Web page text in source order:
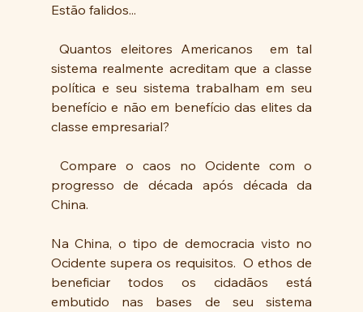
Estão falidos...
Quantos eleitores Americanos  em tal
sistema realmente acreditam que a classe
política e seu sistema trabalham em seu
benefício e não em benefício das elites da
classe empresarial?
progresso de década após década da
China.
Na China, o tipo de democracia visto no
Ocidente supera os requisitos.  O ethos de
beneficiar todos os cidadãos está
embutido nas bases de seu sistema